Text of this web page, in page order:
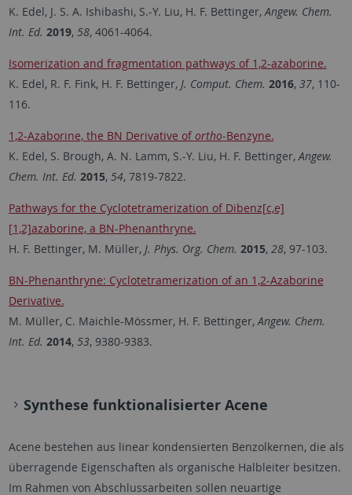
K. Edel, J. S. A. Ishibashi, S.-Y. Liu, H. F. Bettinger,Angew. Chem.
Int. Ed. 2019, 58, 4061-4064.
Isomerization and fragmentation pathways of 1,2-azaborine.
K. Edel, R. F. Fink, H. F. Bettinger, J. Comput. Chem. 2016, 37, 110-
116.
1,2-Azaborine, the BN Derivative of ortho-Benzyne.
K. Edel, S. Brough, A. N. Lamm, S.-Y. Liu, H. F. Bettinger,Angew.
Chem. Int. Ed. 2015, 54, 7819-7822.
Pathways for the Cyclotetramerization of Dibenz[c,e]
[1,2]azaborine, a BN-Phenanthryne.
H. F. Bettinger, M. Müller, J. Phys. Org. Chem. 2015, 28, 97-103.
BN-Phenanthryne: Cyclotetramerization of an 1,2-Azaborine
Derivative.
M. Müller, C. Maichle-Mössmer, H. F. Bettinger,Angew. Chem.
Int. Ed. 2014, 53, 9380-9383.
Synthese funktionalisierter Acene
Acene bestehen aus linear kondensierten Benzolkernen, die als
überragende Eigenschaften als organische Halbleiter besitzen.
Im Rahmen von Abschlussarbeiten sollen neuartige